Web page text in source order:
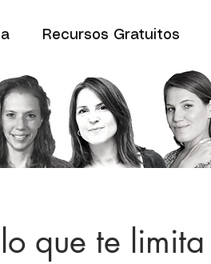
Recursos Gratuitos
que te limita